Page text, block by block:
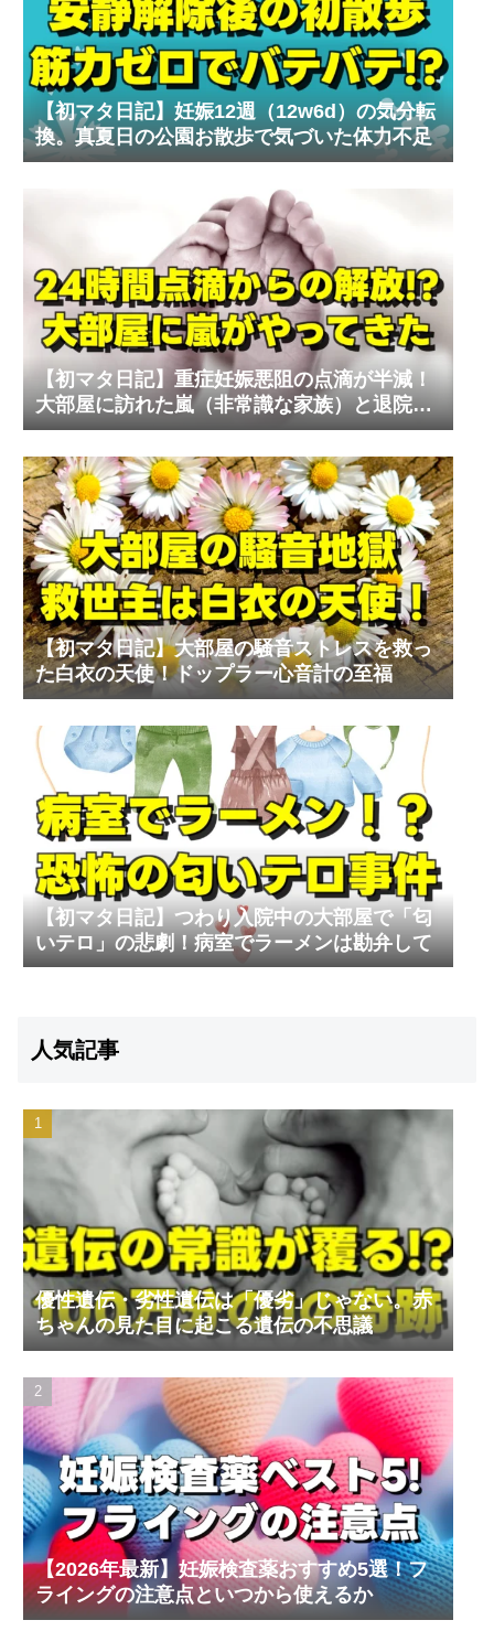
【初マタ日記】妊娠12週（12w6d）の気分転
換。真夏日の公園お散歩で気づいた体力不足
【初マタ日記】重症妊娠悪阻の点滴が半減！
大部屋に訪れた嵐（非常識な家族）と退院の
リアル
【初マタ日記】大部屋の騒音ストレスを救っ
た白衣の天使！ドップラー心音計の至福
【初マタ日記】つわり入院中の大部屋で「匂
いテロ」の悲劇！病室でラーメンは勘弁して
人気記事
優性遺伝・劣性遺伝は「優劣」じゃない。赤
ちゃんの見た目に起こる遺伝の不思議
【2026年最新】妊娠検査薬おすすめ5選！フ
ライングの注意点といつから使えるか